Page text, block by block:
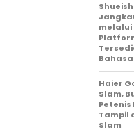
melalui
Bahasa
Haier
Slam,
Petenis
Tampil
Slam